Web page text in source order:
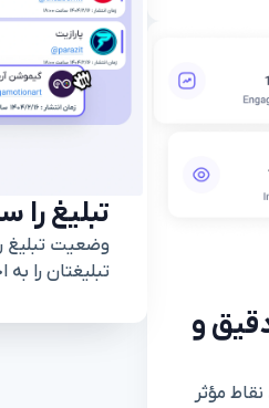
و
مؤثر
تبلیغ را
وضعیت تبلیغ
تبلیغتان را به